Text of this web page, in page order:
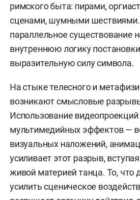
римского быта: пирами,
сценами, шумными
параллельное существование
внутреннюю логику
выразительную силу символа.
На стыке телесного и
возникают смысловые
Использование видеопроекций
мультимедийных эффектов —
визуальных наложений,
усиливает этот разрыв,
живой материей танца. То, что
усилить сценическое